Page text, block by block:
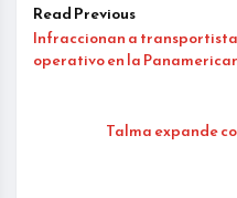
Read Previous
Infraccionan a
operativo en la
Talma expande